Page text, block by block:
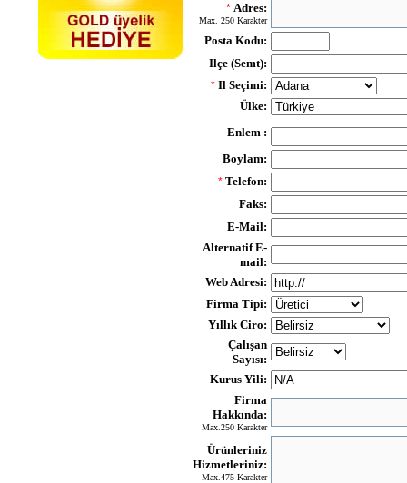
* Adres:
Max. 250 Karakter
Posta Kodu:
Ilçe (Semt):
* Il Seçimi:
Ülke:
Enlem :
Boylam:
* Telefon:
Faks:
E-Mail:
Alternatif E-
mail:
Web Adresi:
Firma Tipi:
Yıllık Ciro:
Çalışan
Sayısı:
Kurus Yili:
Firma
Hakkında:
Max.250 Karakter
Ürünleriniz
Hizmetleriniz:
Max.475 Karakter